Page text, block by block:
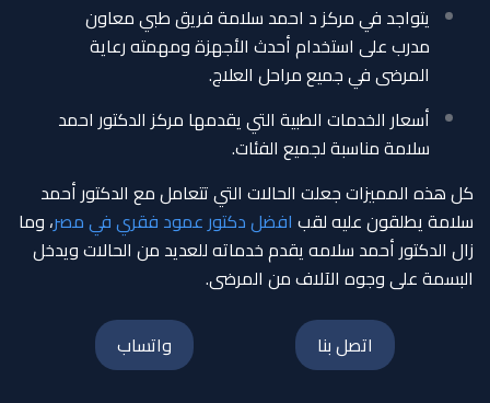
يتواجد في مركز د احمد سلامة فريق طبي معاون
مدرب على استخدام أحدث الأجهزة ومهمته رعاية
المرضى في جميع مراحل العلاج.
أسعار الخدمات الطبية التي يقدمها مركز الدكتور احمد
سلامة مناسبة لجميع الفئات.
كل هذه المميزات جعلت الحالات التي تتعامل مع الدكتور أحمد
سلامة يطلقون عليه لقب افضل دكتور عمود فقري في مصر، وما
زال الدكتور أحمد سلامه يقدم خدماته للعديد من الحالات ويدخل
البسمة على وجوه الآلاف من المرضى.
اتصل بنا واتساب